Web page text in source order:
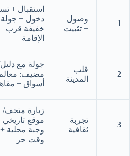
1
وصول
+ تثبيت
استقبال +
دخول + جولة
خفيفة قرب
الإقامة
2
قلب
المدينة
جولة مع
مضيف:
أسواق +
3
تجربة
ثقافية
زيارة متحف/
موقع تاريخي
وجبة محلية +
وقت حر